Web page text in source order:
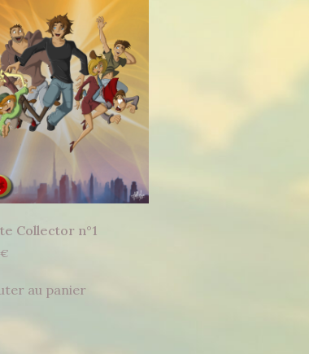
Collector n°1
€
au panier